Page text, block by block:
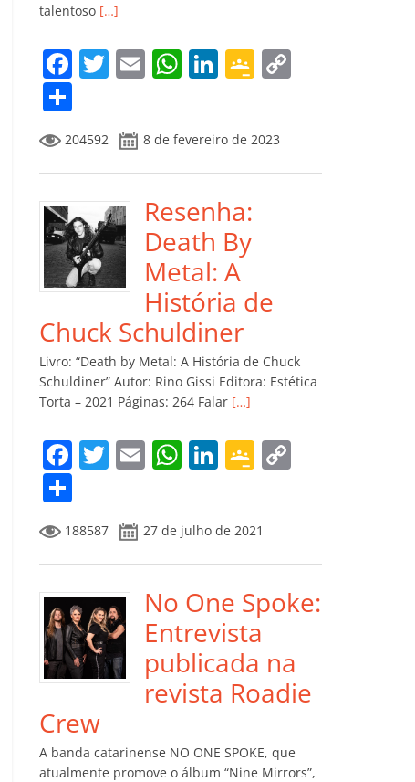
talentoso […]
F
e
b
o
o
k
T
itt
er
E
l
W
s
A
p
p
Li
e
dI
n
G
gl
e
ro
m
Li
o
m
p
ar
til
h
ar
204592 8 de fevereiro de 2023
Resenha:
Death By
Metal: A
História de
Chuck Schuldiner
Livro: “Death by Metal: A História de Chuck
Schuldiner” Autor: Rino Gissi Editora: Estética
Torta – 2021 Páginas: 264 Falar […]
F
e
b
o
o
k
T
itt
er
E
l
W
s
A
p
p
Li
e
dI
n
G
gl
e
Cl
a
ss
ro
m
Li
n
o
m
p
ar
til
h
ar
188587 27 de julho de 2021
No One Spoke:
Entrevista
publicada na
revista Roadie
Crew
A banda catarinense NO ONE SPOKE, que
atualmente promove o álbum “Nine Mirrors”,